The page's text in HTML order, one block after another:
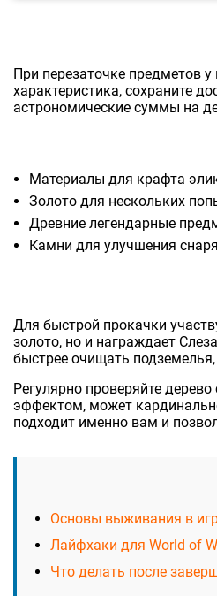
При перезаточке предметов
характеристика, сохраните
астрономические суммы на
Материалы для крафта
Золото для нескольких
Древние легендарные
Камни для улучшения
Для быстрой прокачки
золото, но и награждает
быстрее очищать
Регулярно проверяйте
эффектом, может
подходит именно вам и
Основы выживания в
Лайфхаки для World of
Что делать после